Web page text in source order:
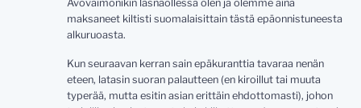
Avovaimonikin läsnäollessa olen ja olemme aina
maksaneet kiltisti suomalaisittain tästä epäonnistuneesta
alkuruoasta.
Kun seuraavan kerran sain epäkuranttia tavaraa nenän
eteen, latasin suoran palautteen (en kiroillut tai muuta
typerää, mutta esitin asian erittäin ehdottomasti), johon